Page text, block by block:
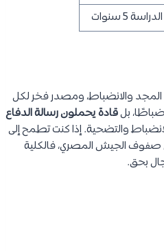
5 سنوات
المجد والانضباط، ومصدر فخر لكل
بلقادة يحملون رسالة الدفاع
والتضحية. إذا كنت تطمح إلى
الجيش المصري، فالكلية
بحق.